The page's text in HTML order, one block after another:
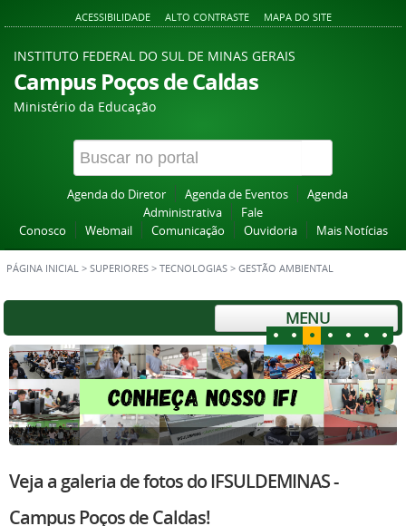
ACESSIBILIDADE ALTO CONTRASTE MAPA DO SITE
INSTITUTO FEDERAL DO SUL DE MINAS GERAIS
Campus Poços de Caldas
Ministério da Educação
Agenda do Diretor Agenda de Eventos
Agenda
Administrativa
Fale
Conosco
Webmail Comunicação Ouvidoria Mais Notícias
PÁGINA INICIAL > SUPERIORES > TECNOLOGIAS > GESTÃO AMBIENTAL
MENU
Veja a galeria de fotos do IFSULDEMINAS -
Campus Poços de Caldas!